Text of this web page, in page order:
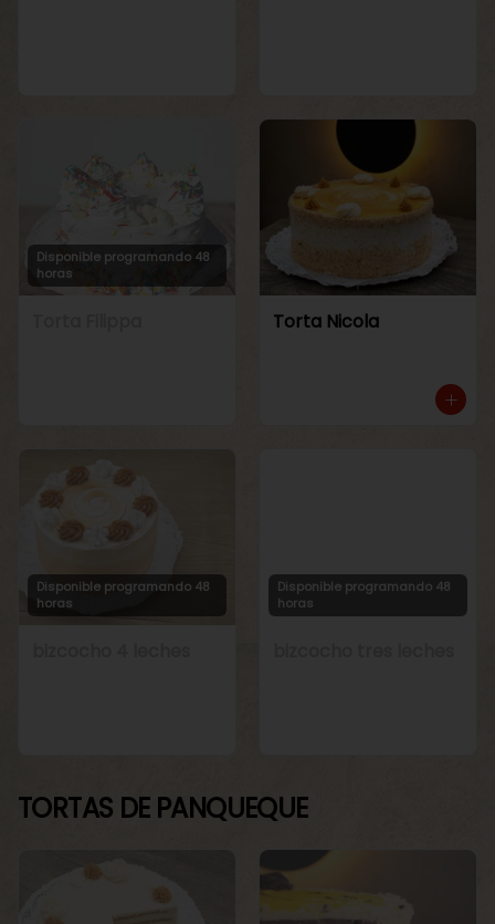
Disponible programando 48
horas
Torta Nicola
Disponible programando 48
horas
Disponible programando 48
horas
TORTAS DE PANQUEQUE